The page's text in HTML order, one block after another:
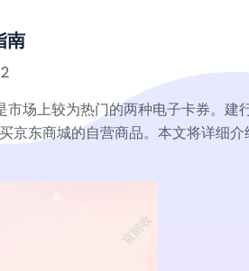
南
场上较为热门的两种电子卡券。建
京东商城的自营商品。本文将详细